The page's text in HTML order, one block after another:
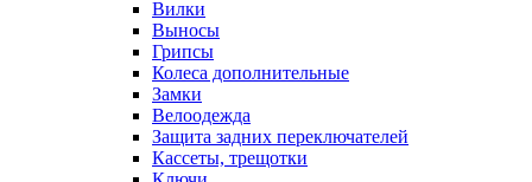
Вилки
Выносы
Грипсы
Колеса дополнительные
Замки
Велоодежда
Защита задних переключателей
Кассеты, трещотки